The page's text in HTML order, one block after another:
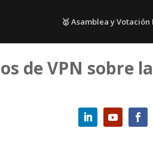
🥇 Asamblea y Votación
de VPN